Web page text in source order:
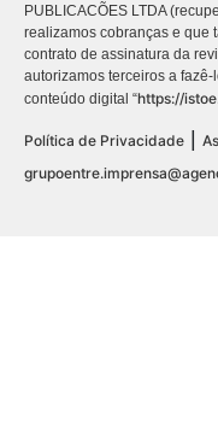
PUBLICACÕES LTDA
realizamos cobranças e que
contrato de assinatura da
autorizamos terceiros a
conteúdo digital “https://
Política de Privacidade |